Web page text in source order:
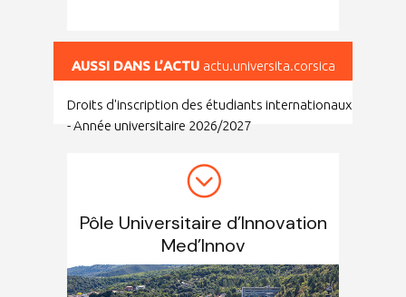
AUSSI DANS L’ACTU actu.universita.corsica
Droits d'inscription des étudiants internationaux
- Année universitaire 2026/2027
Pôle Universitaire d’Innovation
Med’Innov